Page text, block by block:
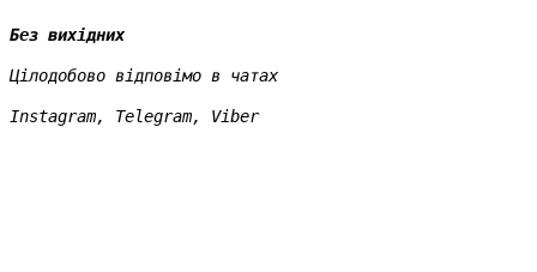
Без вихідних
Цілодобово відповімо в чатах
Instagram, Telegram, Viber